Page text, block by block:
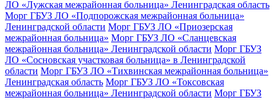
ЛО «Лужская межрайонная больница» Ленинградская область
Морг ГБУЗ ЛО «Подпорожская межрайонная больница»
Ленинградской области Морг ГБУЗ ЛО «Приозерская
межрайонная больница» Морг ГБУЗ ЛО «Сланцевская
межрайонная больница» Ленинградской области Морг ГБУЗ
ЛО «Сосновская участковая больница» в Ленинградской
области Морг ГБУЗ ЛО «Тихвинская межрайонная больница»
Ленинградская область Морг ГБУЗ ЛО «Токсовская
межрайонная больница» Ленинградской области Морг ГБУЗ